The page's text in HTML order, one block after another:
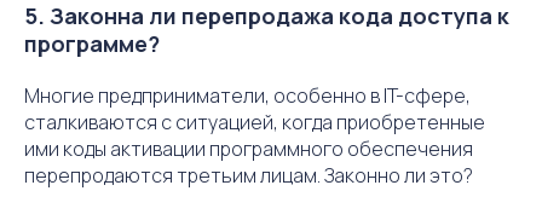
5. Законна ли перепродажа кода доступа к
программе?
Многие предприниматели, особенно в IT-сфере,
сталкиваются с ситуацией, когда приобретенные
ими коды активации программного обеспечения
перепродаются третьим лицам. Законно ли это?